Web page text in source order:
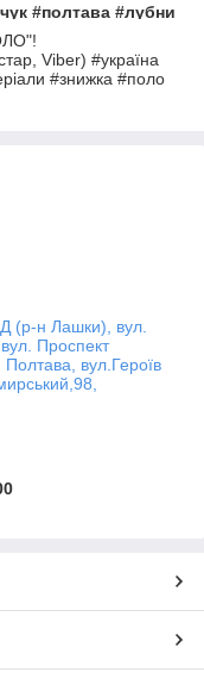
#полтава #лубни
#поломаркет
Viber) #україна
#знижка #поло
(р-н Лашки), вул.
Проспект
вул.Героїв